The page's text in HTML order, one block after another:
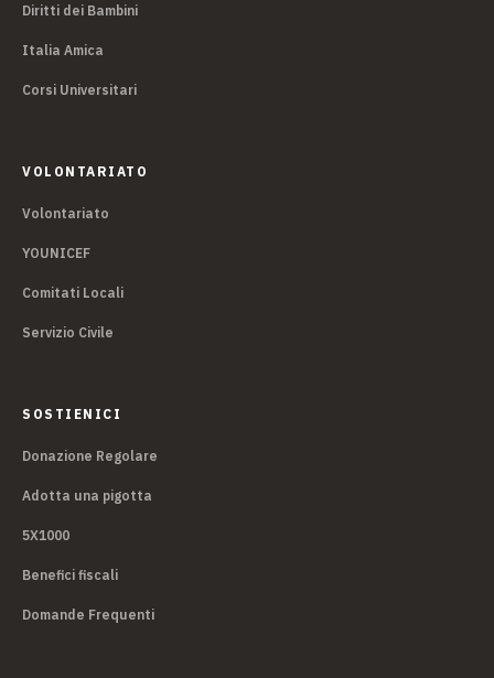
Diritti dei Bambini
Italia Amica
Corsi Universitari
VOLONTARIATO
Volontariato
YOUNICEF
Comitati Locali
Servizio Civile
SOSTIENICI
Donazione Regolare
Adotta una pigotta
5X1000
Benefici fiscali
Domande Frequenti